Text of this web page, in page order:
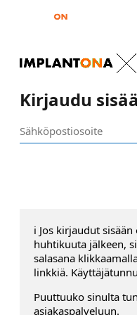
Kirjaudu
ℹ️ Jos kirjaudut
huhtikuuta jälkeen,
salasana
linkkiä.
Puuttuuko sinulta
asiakaspalveluun.